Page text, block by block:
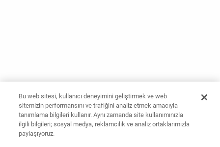
Bu web sitesi, kullanıcı deneyimini geliştirmek ve web
sitemizin performansını ve trafiğini analiz etmek amacıyla
tanımlama bilgileri kullanır. Aynı zamanda site kullanımınızla
ilgili bilgileri; sosyal medya, reklamcılık ve analiz ortaklarımızla
paylaşıyoruz.